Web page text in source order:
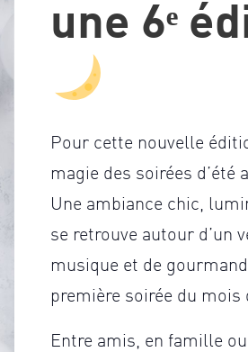
une 6ᵉ
Pour cette nouvelle
magie des soirées d’été
Une ambiance chic,
se retrouve autour d’un
musique et de
première soirée du mois
Entre amis, en famille